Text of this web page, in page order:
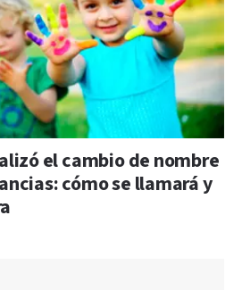
el cambio de nombre
cómo se llamará y